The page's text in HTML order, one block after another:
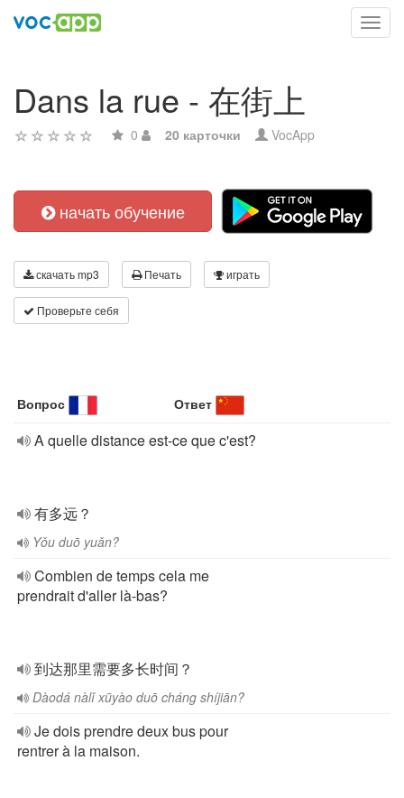
Dans la rue - 在街上
0 20 карточки VocApp
начать обучение
скачать mp3 Печать играть
Проверьте себя
Вопрос Ответ
A quelle distance est-ce que c'est?
有多远？
Yǒu duō yuǎn?
Combien de temps cela me
prendrait d'aller là-bas?
到达那里需要多长时间？
Dàodá nàlǐ xūyào duō cháng shíjiān?
Je dois prendre deux bus pour
rentrer à la maison.